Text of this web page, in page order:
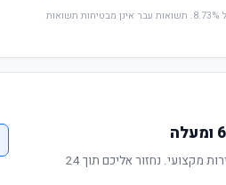
* החישוב מבוסס על תשואה שנתית ממוצעת של 8.73%. תשואות עבר אינן מבטיחות תשואות
תשואה מוכחת, דמי ניהול תחרותיים ושירות מקצועי. נחזור אליכם תוך 24